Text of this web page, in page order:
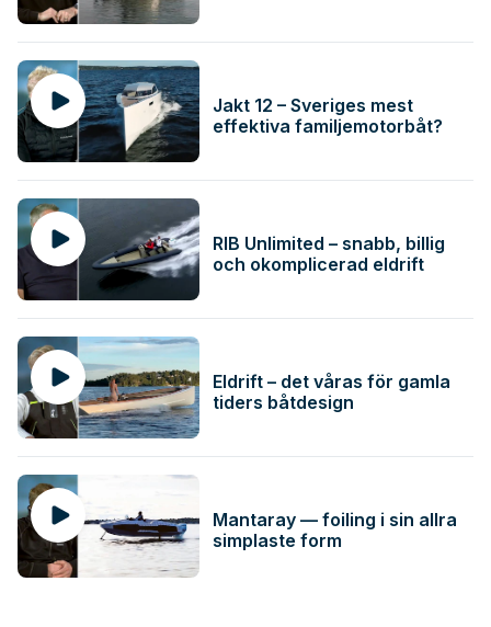
Jakt 12 – Sveriges mest
effektiva familjemotorbåt?
RIB Unlimited – snabb, billig
och okomplicerad eldrift
Eldrift – det våras för gamla
tiders båtdesign
Mantaray — foiling i sin allra
simplaste form